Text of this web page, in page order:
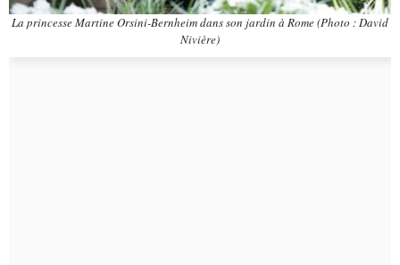
La princesse Martine Orsini-Bernheim dans son jardin à Rome(Photo : David
Nivière)